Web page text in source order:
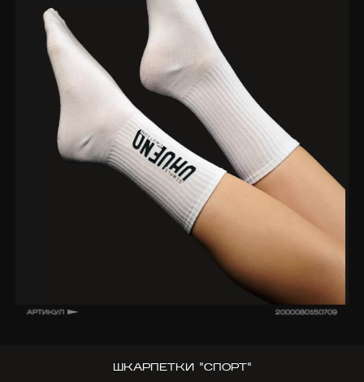
АРТИКУЛ 2000080150709
ШКАРПЕТКИ "СПОРТ"